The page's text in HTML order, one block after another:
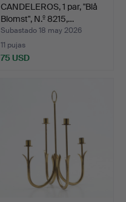
CANDELEROS, 1 par, "Blå
Blomst", N.º 8215,…
Subastado 18 may 2026
11 pujas
75 USD